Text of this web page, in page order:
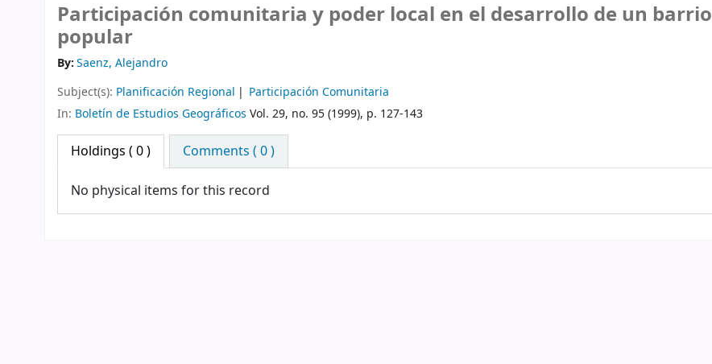
Participación comunitaria y poder local en el desarrollo de un barrio
popular
By:Saenz, Alejandro
Subject(s): Planificación Regional
Participación Comunitaria
In: Boletín de Estudios Geográficos Vol. 29, no. 95 (1999), p. 127-143
Holdings ( 0 ) Comments ( 0 )
No physical items for this record